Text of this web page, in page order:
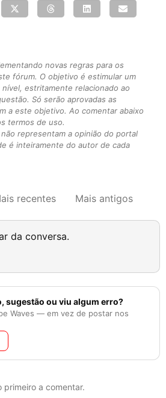
novas regras para os
fórum. O objetivo é estimular um
estritamente relacionado ao
Só serão aprovadas as
a este objetivo. Ao comentar abaixo
termos de uso.
representam a opinião do portal
é inteiramente do autor de cada
recentes Mais antigos
da conversa.
sugestão ou viu algum erro?
Waves — em vez de postar nos
primeiro a comentar.